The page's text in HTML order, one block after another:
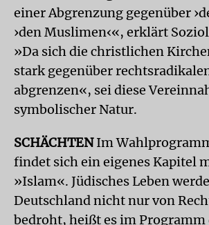
einer Abgrenzung gegenüber
›den Muslimen‹«, erklärt
»Da sich die christlichen
stark gegenüber
abgrenzen«, sei diese
symbolischer Natur.
SCHÄCHTENIm
findet sich ein eigenes Kapitel
»Islam«. Jüdisches Leben
Deutschland nicht nur von
bedroht, heißt es im Programm